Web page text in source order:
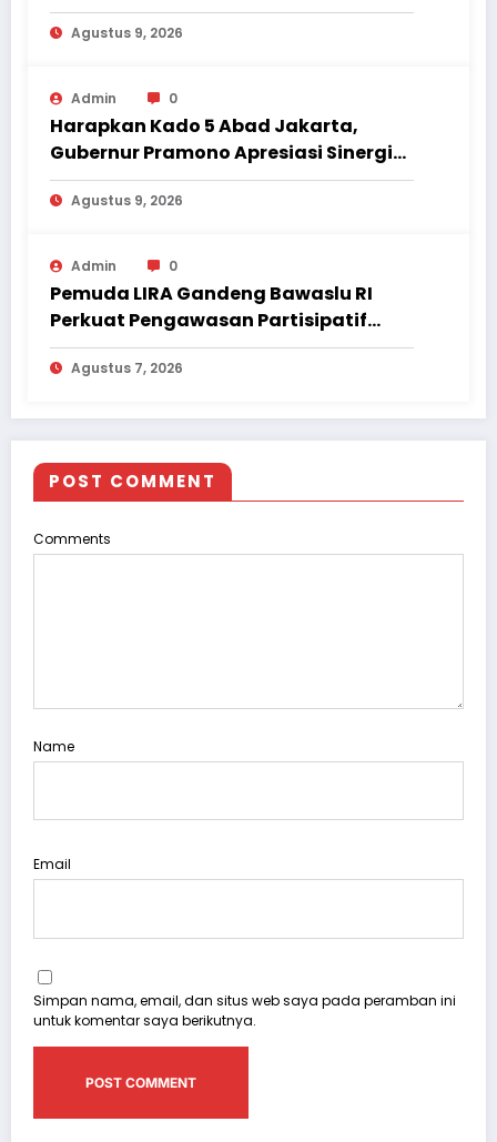
Agustus 9, 2026
Admin 0
Harapkan Kado 5 Abad Jakarta,
Gubernur Pramono Apresiasi Sinergi
Bank Jakarta – Persija
Agustus 9, 2026
Admin 0
Pemuda LIRA Gandeng Bawaslu RI
Perkuat Pengawasan Partisipatif
Pemilu hingga Daerah
Agustus 7, 2026
POST COMMENT
Comments
Name
Email
Simpan nama, email, dan situs web saya pada peramban ini
untuk komentar saya berikutnya.